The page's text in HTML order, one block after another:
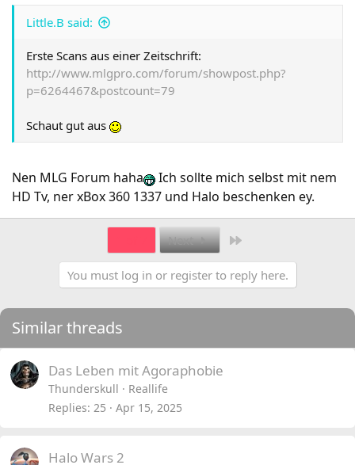
Little.B said:
Erste Scans aus einer Zeitschrift:
http://www.mlgpro.com/forum/showpost.php?
p=6264467&postcount=79
Schaut gut aus
Nen MLG Forum haha
Ich sollte mich selbst mit nem
HD Tv, ner xBox 360 1337 und Halo beschenken ey.
Next
You must log in or register to reply here.
Similar threads
Das Leben mit Agoraphobie
Thunderskull
Reallife
Replies 25 Apr 15, 2025
Halo Wars 2